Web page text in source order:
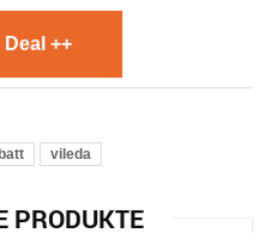
++
vileda
PRODUKTE